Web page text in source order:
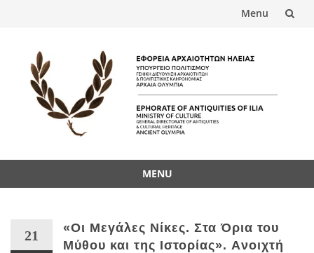
Menu
content
MENU
21
«Οι Μεγάλες Νίκες. Στα Όρια του
Μύθου και της Ιστορίας». Aνοιχτή